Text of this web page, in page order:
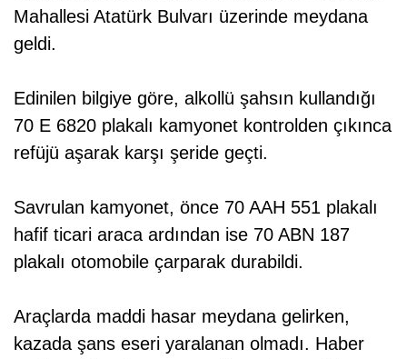
Mahallesi Atatürk Bulvarı üzerinde meydana
geldi.
Edinilen bilgiye göre, alkollü şahsın kullandığı
70 E 6820 plakalı kamyonet kontrolden çıkınca
refüjü aşarak karşı şeride geçti.
Savrulan kamyonet, önce 70 AAH 551 plakalı
hafif ticari araca ardından ise 70 ABN 187
plakalı otomobile çarparak durabildi.
Araçlarda maddi hasar meydana gelirken,
kazada şans eseri yaralanan olmadı. Haber